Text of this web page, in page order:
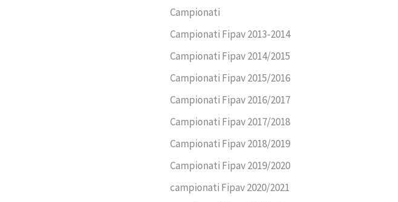
Campionati
Campionati Fipav 2013-2014
Campionati Fipav 2014/2015
Campionati Fipav 2015/2016
Campionati Fipav 2016/2017
Campionati Fipav 2017/2018
Campionati Fipav 2018/2019
Campionati Fipav 2019/2020
campionati Fipav 2020/2021